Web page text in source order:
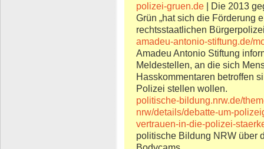
polizei-gruen.de | Die 2013
Grün „hat sich die Förderung
rechtsstaatlichen
amadeu-antonio-stiftung.de/
Amadeu Antonio Stiftung
Meldestellen, an die sich
Hasskommentaren betroffen
Polizei stellen wollen.
politische-bildung.nrw.de/
nrw/details/debatte-um-
vertrauen-in-die-polizei-
politische Bildung NRW über